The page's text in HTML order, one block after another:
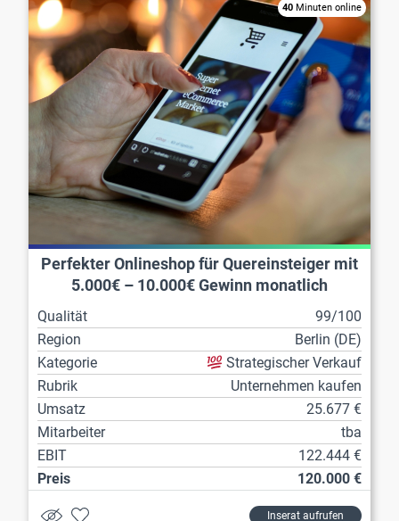
40 Minuten online
Perfekter Onlineshop für Quereinsteiger mit
5.000€ – 10.000€ Gewinn monatlich
Qualität
99/100
Region
Berlin (DE)
Kategorie
Strategischer Verkauf
Rubrik
Unternehmen kaufen
Umsatz
25.677 €
Mitarbeiter
tba
EBIT
122.444 €
Preis
120.000 €
Inserat aufrufen